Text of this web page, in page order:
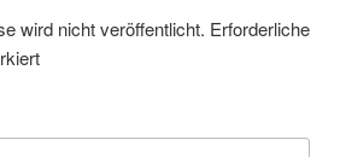
wird nicht veröffentlicht. Erforderliche